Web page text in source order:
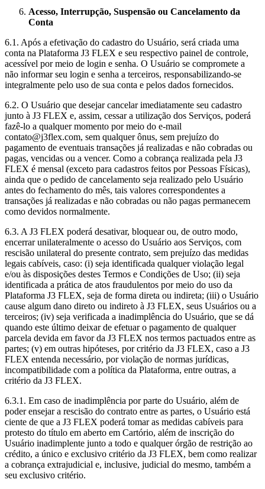
Acesso, Interrupção, Suspensão ou Cancelamento da
Conta
6.1. Após a efetivação do cadastro do Usuário, será criada uma
conta na Plataforma J3 FLEX e seu respectivo painel de controle,
acessível por meio de login e senha. O Usuário se compromete a
não informar seu login e senha a terceiros, responsabilizando-se
integralmente pelo uso de sua conta e pelos dados fornecidos.
6.2. O Usuário que desejar cancelar imediatamente seu cadastro
junto à J3 FLEX e, assim, cessar a utilização dos Serviços, poderá
fazê-lo a qualquer momento por meio do e-mail
contato@j3flex.com, sem qualquer ônus, sem prejuízo do
pagamento de eventuais transações já realizadas e não cobradas ou
pagas, vencidas ou a vencer. Como a cobrança realizada pela J3
FLEX é mensal (exceto para cadastros feitos por Pessoas Físicas),
ainda que o pedido de cancelamento seja realizado pelo Usuário
antes do fechamento do mês, tais valores correspondentes a
transações já realizadas e não cobradas ou não pagas permanecem
como devidos normalmente.
6.3. A J3 FLEX poderá desativar, bloquear ou, de outro modo,
encerrar unilateralmente o acesso do Usuário aos Serviços, com
rescisão unilateral do presente contrato, sem prejuízo das medidas
legais cabíveis, caso: (i) seja identificada qualquer violação legal
e/ou às disposições destes Termos e Condições de Uso; (ii) seja
identificada a prática de atos fraudulentos por meio do uso da
Plataforma J3 FLEX, seja de forma direta ou indireta; (iii) o Usuário
cause algum dano direto ou indireto à J3 FLEX, seus Usuários ou a
terceiros; (iv) seja verificada a inadimplência do Usuário, que se dá
quando este último deixar de efetuar o pagamento de qualquer
parcela devida em favor da J3 FLEX nos termos pactuados entre as
partes; (v) em outras hipóteses, por critério da J3 FLEX, caso a J3
FLEX entenda necessário, por violação de normas jurídicas,
incompatibilidade com a política da Plataforma, entre outras, a
critério da J3 FLEX.
6.3.1. Em caso de inadimplência por parte do Usuário, além de
poder ensejar a rescisão do contrato entre as partes, o Usuário está
ciente de que a J3 FLEX poderá tomar as medidas cabíveis para
protesto do título em aberto em Cartório, além de inscrição do
Usuário inadimplente junto a todo e qualquer órgão de restrição ao
crédito, a único e exclusivo critério da J3 FLEX, bem como realizar
a cobrança extrajudicial e, inclusive, judicial do mesmo, também a
seu exclusivo critério.